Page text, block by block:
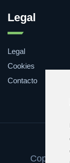
Legal
Legal
Cookies
Contacto